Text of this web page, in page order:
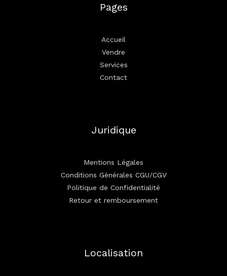
Pages
Accueil
Vendre
Services
Contact
Juridique
Mentions Légales
Conditions Générales CGU/CGV
Politique de Confidentialité
Retour et remboursement
Localisation